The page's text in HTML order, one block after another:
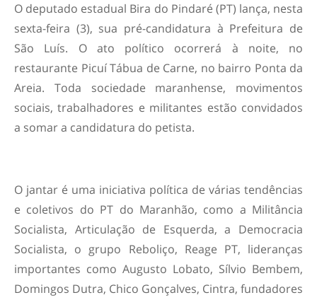
O deputado estadual Bira do Pindaré (PT) lança, nesta
sexta-feira (3), sua pré-candidatura à Prefeitura de
São Luís. O ato político ocorrerá à noite, no
restaurante Picuí Tábua de Carne, no bairro Ponta da
Areia. Toda sociedade maranhense, movimentos
sociais, trabalhadores e militantes estão convidados
a somar a candidatura do petista.
O jantar é uma iniciativa política de várias tendências
e coletivos do PT do Maranhão, como a Militância
Socialista, Articulação de Esquerda, a Democracia
Socialista, o grupo Reboliço, Reage PT, lideranças
importantes como Augusto Lobato, Sílvio Bembem,
Domingos Dutra, Chico Gonçalves, Cintra, fundadores